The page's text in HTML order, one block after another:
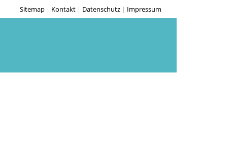
Sitemap | Kontakt | Datenschutz | Impressum